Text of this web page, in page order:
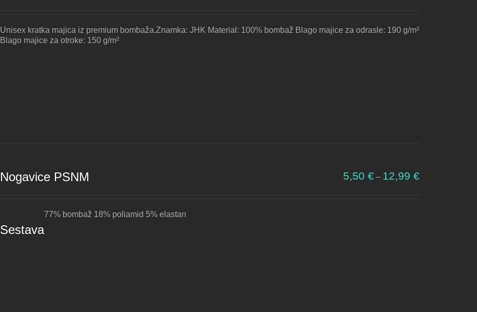
do
Unisex kratka majica iz premium bombaža.Znamka: JHK Material: 100% bombaž Blago majice za odrasle: 190 g/m²
Blago majice za otroke: 150 g/m²
Nogavice PSNM 5,50 € – 12,99 €Cenovni
Sestava
77% bombaž 18% poliamid 5% elastan